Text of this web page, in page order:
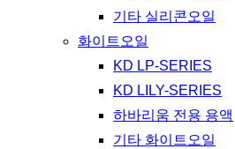
기타 실리콘오일
화이트오일
KD LP-SERIES
KD LILY-SERIES
하바리움 전용 용액
기타 화이트오일